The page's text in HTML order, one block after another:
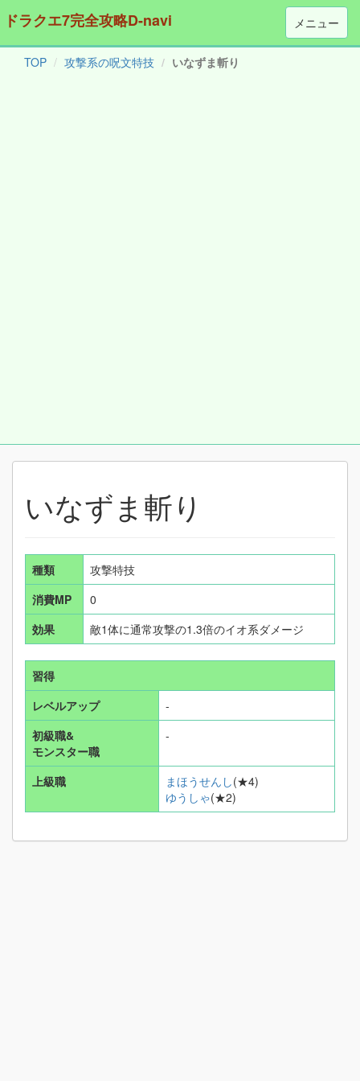
メニュー
ドラクエ7完全攻略D-navi
TOP 攻撃系の呪文特技 いなずま斬り
いなずま斬り
種類
攻撃特技
消費MP
0
効果
敵1体に通常攻撃の1.3倍のイオ系ダメージ
習得
レベルアップ
-
初級職&
モンスター職
-
上級職 まほうせんし(★4)
ゆうしゃ(★2)